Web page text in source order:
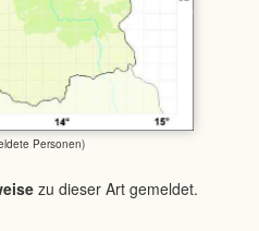
Personen)
zu dieser Art gemeldet.